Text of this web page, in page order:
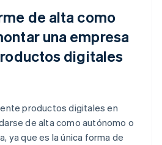
de alta como
una empresa
digitales
productos digitales en
de alta como autónomo o
ya que es la única forma de